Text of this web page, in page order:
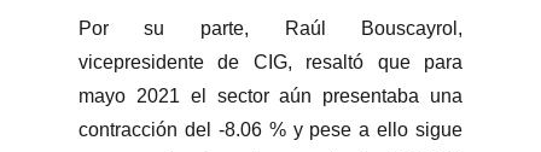
Por su parte, Raúl Bouscayrol,
vicepresidente de CIG, resaltó que para
mayo 2021 el sector aún presentaba una
contracción del -8.06 % y pese a ello sigue